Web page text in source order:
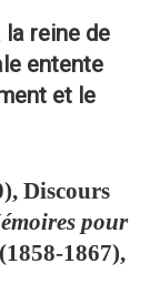
la reine de
entente
et le
Discours
pour
(1858-1867),